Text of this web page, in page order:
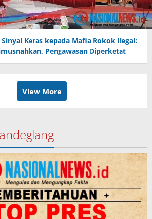
Keras kepada Mafia Rokok Ilegal:
Pengawasan Diperketat
View More